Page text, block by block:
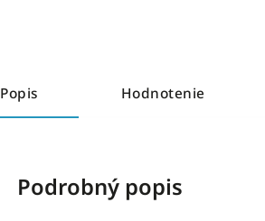
Popis Hodnotenie
Podrobný popis